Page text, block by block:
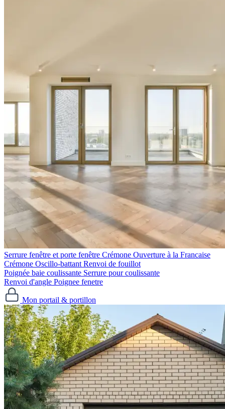
Serrure fenêtre et porte fenêtre
Crémone Ouverture à la Francaise
Crémone Oscillo-battant Renvoi de fouillot
Poignée baie coulissante Serrure pour coulissante
Renvoi d'angle Poignee fenetre
Mon portail & portillon